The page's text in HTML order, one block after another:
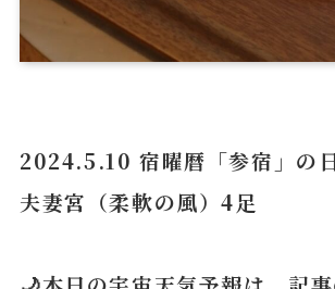
2024.5.10 宿曜暦「参宿」の
夫妻宮（柔軟の風）4足